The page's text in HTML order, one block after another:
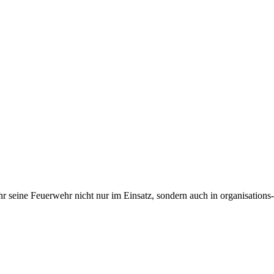
seine Feuerwehr nicht nur im Einsatz, sondern auch in